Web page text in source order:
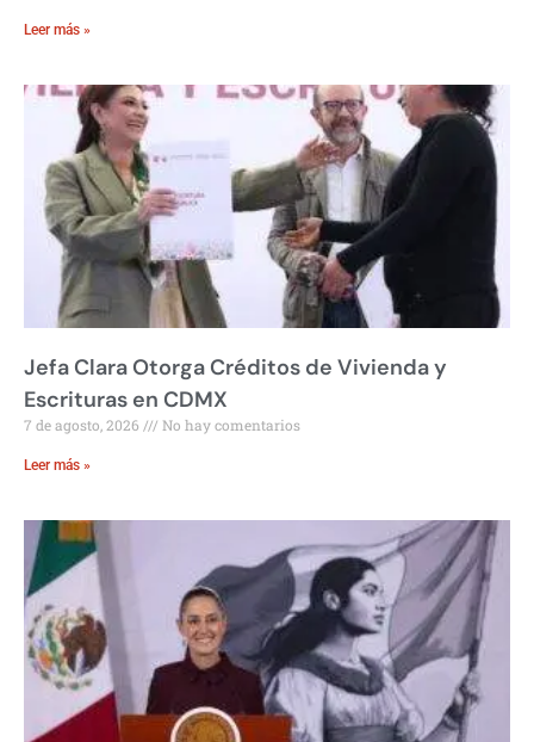
Leer más »
Jefa Clara Otorga Créditos de Vivienda y
Escrituras en CDMX
7 de agosto, 2026 No hay comentarios
Leer más »